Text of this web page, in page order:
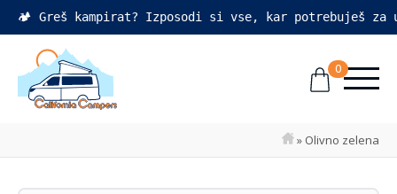
🏕️ Greš kampirat? Izposodi si vse, kar potrebuješ
0
» Olivno zelena